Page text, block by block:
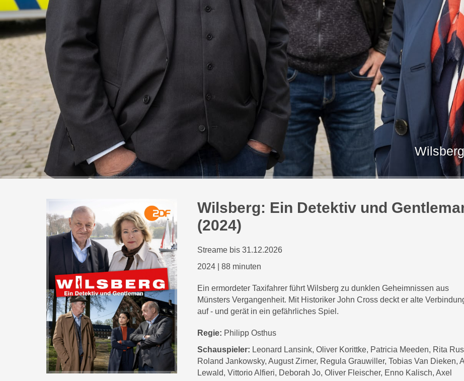
Wilsberg: Ein Detektiv und
(2024)
Streame bis 31.12.2026
2024
88 minuten
Ein ermordeter Taxifahrer führt Wilsberg zu dunklen Geheimnissen aus
Münsters Vergangenheit. Mit Historiker John Cross deckt er alte
auf - und gerät in ein gefährliches Spiel.
Regie: Philipp Osthus
Schauspieler: Leonard Lansink, Oliver Korittke, Patricia Meeden, Rita
Roland Jankowsky, August Zirner, Regula Grauwiller, Tobias Van Dieken,
Lewald, Vittorio Alfieri, Deborah Jo, Oliver Fleischer, Enno Kalisch, Axel